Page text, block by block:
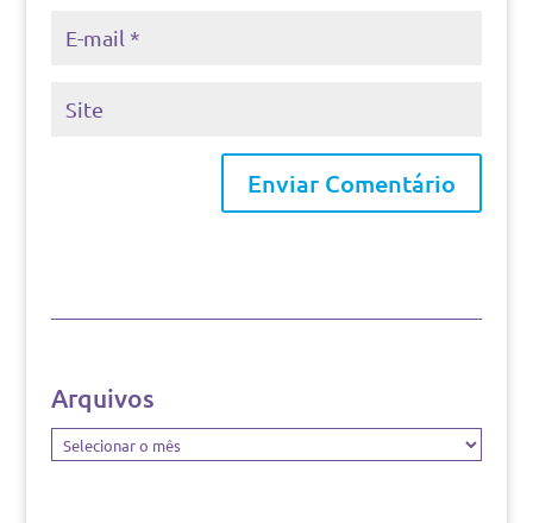
Arquivos
Arquivos